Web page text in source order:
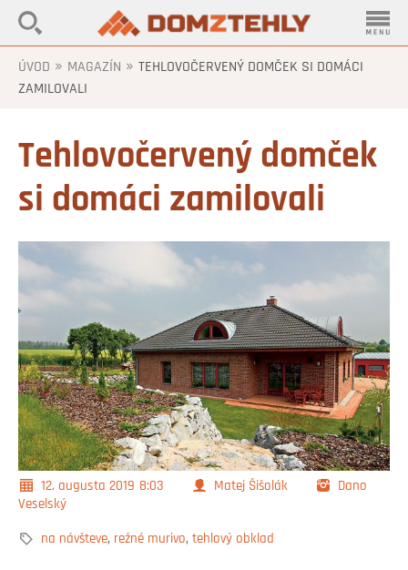
ÚVOD » MAGAZÍN » TEHLOVOČERVENÝ DOMČEK SI DOMÁCI
ZAMILOVALI
Tehlovočervený domček
si domáci zamilovali
12. augusta 2019 8:03 Matej Šišolák
Dano
Veselský
na návšteve, režné murivo, tehlový obklad